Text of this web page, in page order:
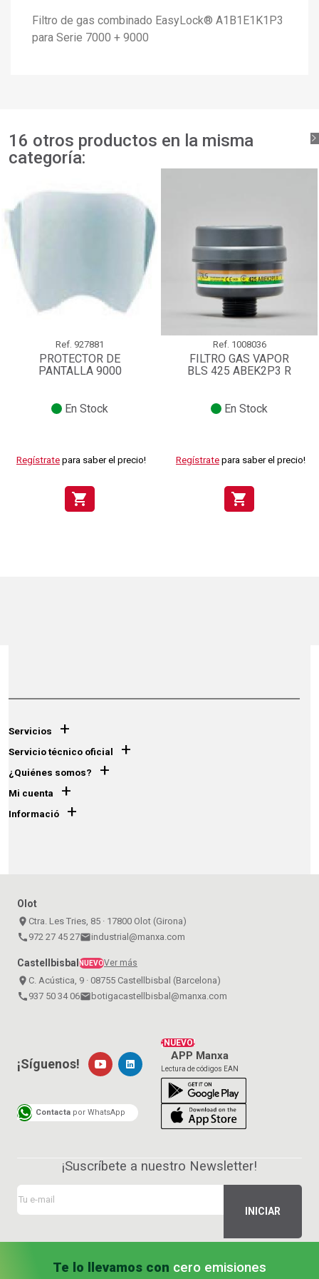
Filtro de gas combinado EasyLock® A1B1E1K1P3
para Serie 7000 + 9000
16 otros productos en la misma
categoría:
Ref. 927881
PROTECTOR DE
PANTALLA 9000
En Stock
Regístrate para saber el precio!
shopping_cart
Ref. 1008036
FILTRO GAS VAPOR
BLS 425 ABEK2P3 R
En Stock
Regístrate para saber el precio!
shopping_cart
Servicios +
Servicio técnico oficial +
¿Quiénes somos? +
Mi cuenta +
Informació +
Olot
place Ctra. Les Tries, 85 · 17800 Olot (Girona)
call 972 27 45 27emailindustrial@manxa.com
Castellbisbal NUEVOVer más
place C. Acústica, 9 · 08755 Castellbisbal (Barcelona)
call 937 50 34 06email botigacastellbisbal@manxa.com
¡NUEVO!
APP Manxa
Lectura de códigos EAN
¡Síguenos!
Contacta por WhatsApp
¡Suscríbete a nuestro Newsletter!
Te lo llevamos con cero emisiones